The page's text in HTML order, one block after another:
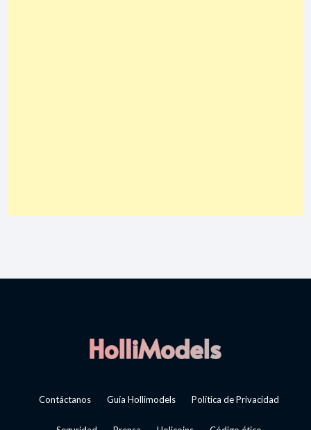
Contáctanos Guía Hollimodels Política de Privacidad